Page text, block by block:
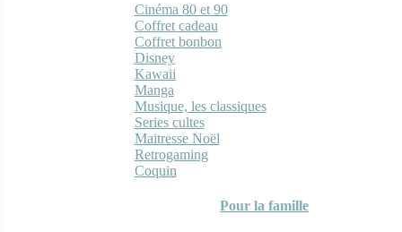
Cinéma 80 et 90
Coffret cadeau
Coffret bonbon
Disney
Kawaii
Manga
Musique, les classiques
Series cultes
Maitresse Noël
Retrogaming
Coquin
Pour la famille